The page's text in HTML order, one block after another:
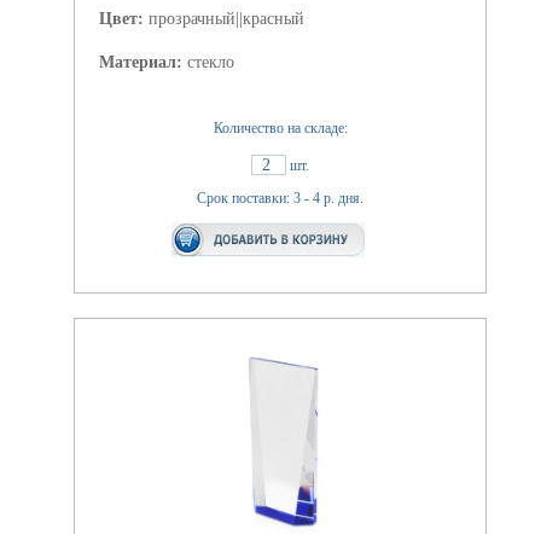
Цвет: прозрачный||красный
Материал: стекло
Количество на складе:
2
шт.
Срок поставки: 3 - 4 р. дня.